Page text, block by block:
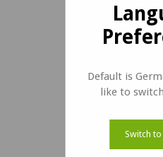
Erste Schritte mit
Default is
like to
Switch to